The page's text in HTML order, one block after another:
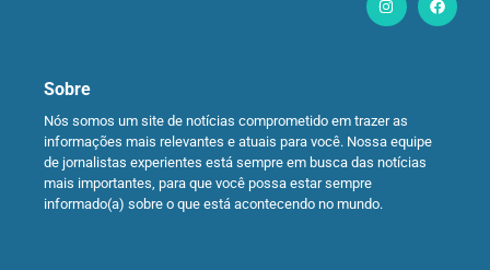
Sobre
Nós somos um site de notícias comprometido em trazer as
informações mais relevantes e atuais para você. Nossa equipe
de jornalistas experientes está sempre em busca das notícias
mais importantes, para que você possa estar sempre
informado(a) sobre o que está acontecendo no mundo.